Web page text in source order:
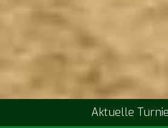
Aktuelle